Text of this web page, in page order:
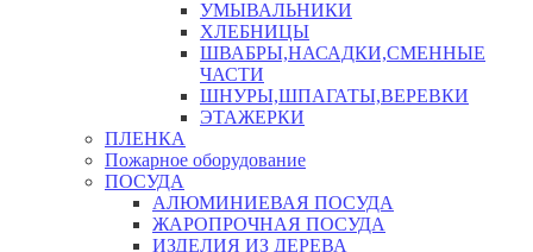
УМЫВАЛЬНИКИ
ХЛЕБНИЦЫ
ШВАБРЫ,НАСАДКИ,СМЕННЫЕ
ЧАСТИ
ШНУРЫ,ШПАГАТЫ,ВЕРЕВКИ
ЭТАЖЕРКИ
ПЛЕНКА
Пожарное оборудование
ПОСУДА
АЛЮМИНИЕВАЯ ПОСУДА
ЖАРОПРОЧНАЯ ПОСУДА
ИЗДЕЛИЯ ИЗ ДЕРЕВА